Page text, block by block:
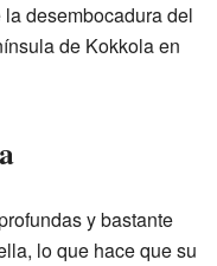
desembocadura del
de Kokkola en
y bastante
lo que hace que su